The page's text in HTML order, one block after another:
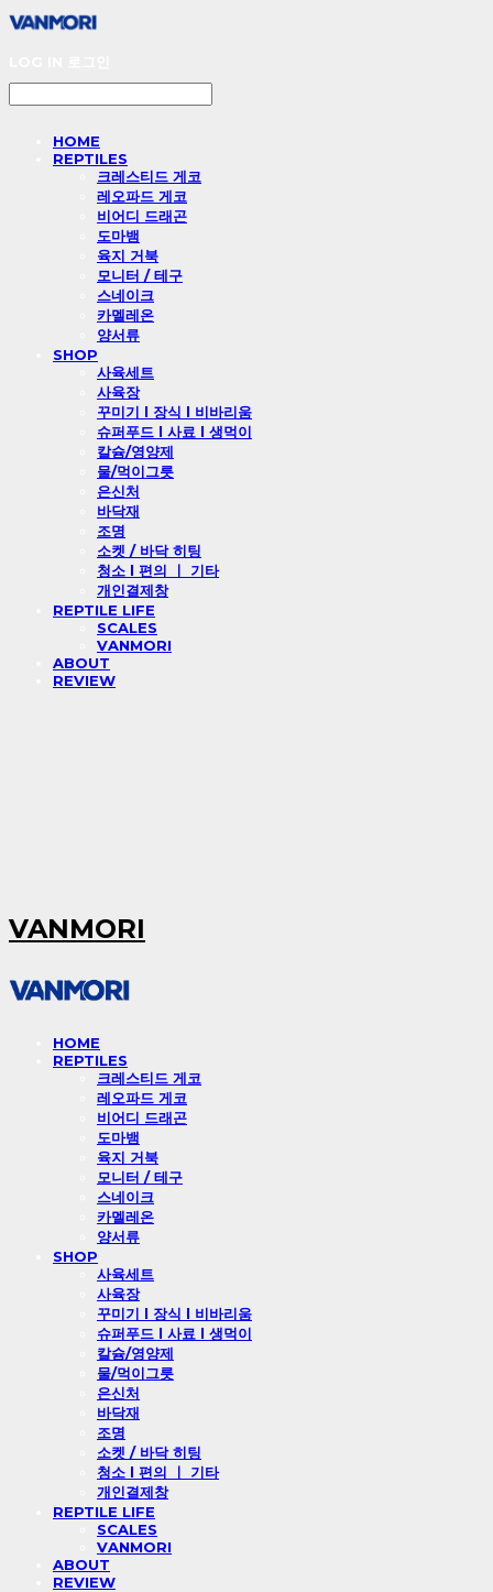
HOME
REPTILES
크레스티드 게코
레오파드 게코
비어디 드래곤
도마뱀
육지 거북
모니터 / 테구
스네이크
카멜레온
양서류
SHOP
사육세트
사육장
꾸미기 l 장식 l 비바리움
슈퍼푸드 l 사료 l 생먹이
칼슘/영양제
물/먹이그릇
은신처
바닥재
조명
소켓 / 바닥 히팅
청소 l 편의 ㅣ 기타
개인결제창
REPTILE LIFE
SCALES
VANMORI
ABOUT
REVIEW
VANMORI
HOME
REPTILES
크레스티드 게코
레오파드 게코
비어디 드래곤
도마뱀
육지 거북
모니터 / 테구
스네이크
카멜레온
양서류
SHOP
사육세트
사육장
꾸미기 l 장식 l 비바리움
슈퍼푸드 l 사료 l 생먹이
칼슘/영양제
물/먹이그릇
은신처
바닥재
조명
소켓 / 바닥 히팅
청소 l 편의 ㅣ 기타
개인결제창
REPTILE LIFE
SCALES
VANMORI
ABOUT
REVIEW